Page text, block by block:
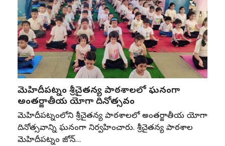
మెహిదీపట్నం శ్రీచైతన్య పాఠశాలలో ఘనంగా
అంతర్జాతీయ యోగా దినోత్సవం
మెహిదీపట్నంలోని శ్రీచైతన్య పాఠశాలలో అంతర్జాతీయ యోగా
దినోత్సవాన్ని ఘనంగా నిర్వహించారు. శ్రీచైతన్య పాఠశాల
మెహిదీపట్నం జోన్‌…